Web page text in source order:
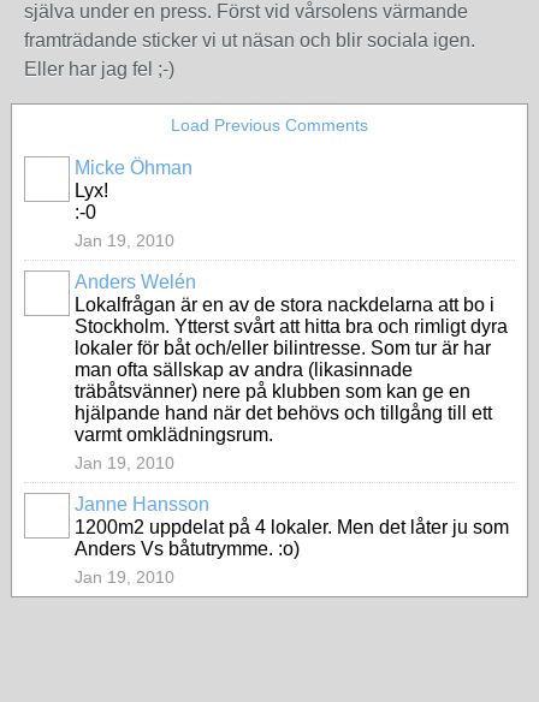
själva under en press. Först vid vårsolens värmande
framträdande sticker vi ut näsan och blir sociala igen.
Eller har jag fel ;-)
Load Previous Comments
Micke Öhman
Lyx!
:-0
Jan 19, 2010
Anders Welén
Lokalfrågan är en av de stora nackdelarna att bo i
Stockholm. Ytterst svårt att hitta bra och rimligt dyra
lokaler för båt och/eller bilintresse. Som tur är har
man ofta sällskap av andra (likasinnade
träbåtsvänner) nere på klubben som kan ge en
hjälpande hand när det behövs och tillgång till ett
varmt omklädningsrum.
Jan 19, 2010
Janne Hansson
1200m2 uppdelat på 4 lokaler. Men det låter ju som
Anders Vs båtutrymme. :o)
Jan 19, 2010